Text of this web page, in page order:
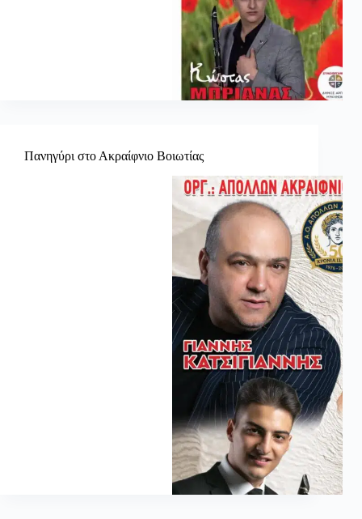
Πανηγύρι στο Ακραίφνιο Βοιωτίας